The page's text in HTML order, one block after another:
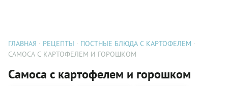
ГЛАВНАЯ РЕЦЕПТЫ
ПОСТНЫЕ БЛЮДА С КАРТОФЕЛЕМ
САМОСА С КАРТОФЕЛЕМ И ГОРОШКОМ
Самоса с картофелем и горошком